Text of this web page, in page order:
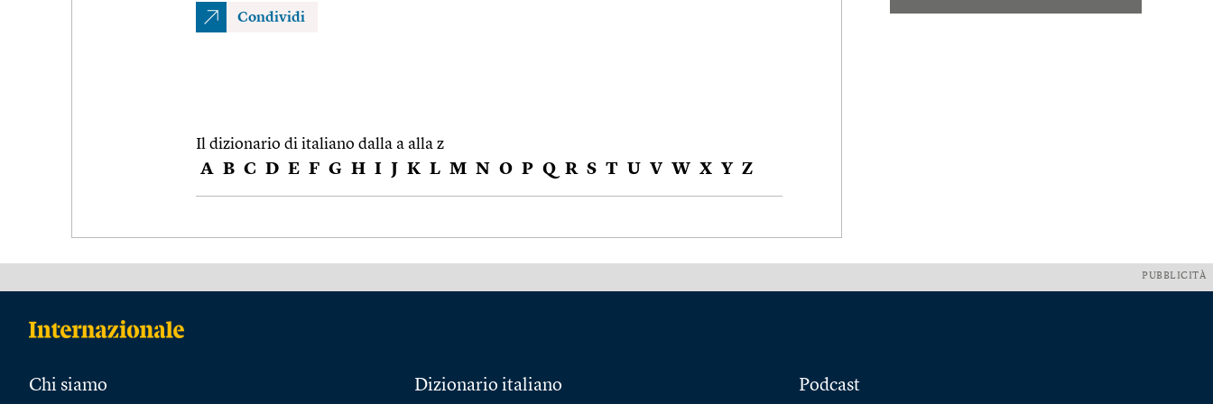
Condividi
Il dizionario di italiano dalla a alla z
A B C D E F G H I J K L M N O P Q R S T U V W X Y Z
PUBBLICITÀ
Chi siamo Dizionario italiano Podcast